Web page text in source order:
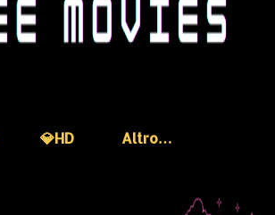
💎HD Altro…